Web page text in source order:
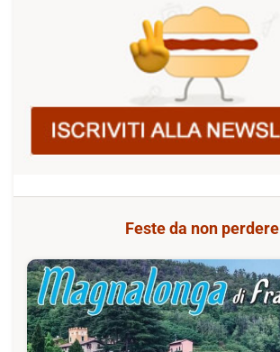
Feste da non perdere